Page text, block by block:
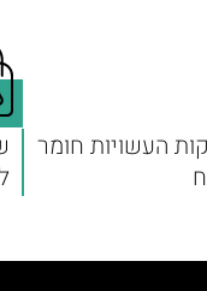
העשויות חומר